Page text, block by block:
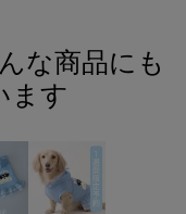
な商品にも
ます